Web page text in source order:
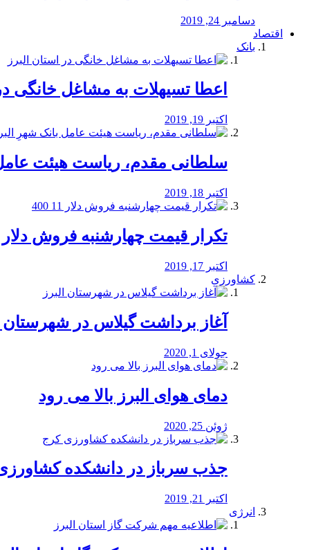
دسامبر 24, 2019
اقتصاد
بانک
️اعطا تسیهلات به مشاغل خانگی
اکتبر 19, 2019
سلطانی مقدم، ریاست هیئت عامل
اکتبر 18, 2019
تکرار قیمت چهارشنبه فروش دلار 11 400
اکتبر 17, 2019
کشاورزی
آغاز برداشت گیلاس در شهرستان
جولای 1, 2020
دمای هوای البرز بالا می رود
ژوئن 25, 2020
جذب سرباز در دانشکده
اکتبر 21, 2019
انرژی